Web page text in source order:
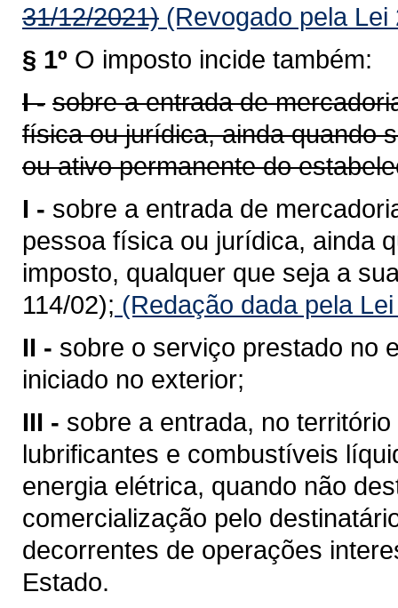
31/12/2021) (Revogado pela
§ 1º O imposto incide também:
I - sobre a entrada de
física ou jurídica, ainda quando
ou ativo permanente do
I - sobre a entrada de
pessoa física ou jurídica, ainda
imposto, qualquer que seja a
114/02); (Redação dada pela
II - sobre o serviço prestado no
iniciado no exterior;
III - sobre a entrada, no
lubrificantes e combustíveis
energia elétrica, quando não
comercialização pelo
decorrentes de operações
Estado.